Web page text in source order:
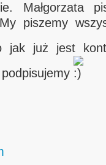
Małgorzata
piszemy
jak już jest